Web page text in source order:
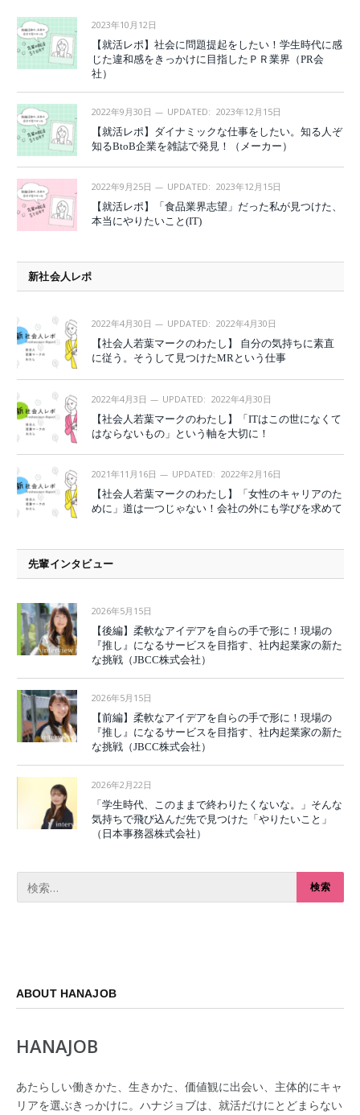
2023年10月12日
【就活レポ】社会に問題提起をしたい！学生時代に感
じた違和感をきっかけに目指したＰＲ業界（PR会
社）
2022年9月30日 UPDATED: 2023年12月15日
【就活レポ】ダイナミックな仕事をしたい。知る人ぞ
知るBtoB企業を雑誌で発見！（メーカー）
2022年9月25日 UPDATED: 2023年12月15日
【就活レポ】「食品業界志望」だった私が見つけた、
本当にやりたいこと(IT)
新社会人レポ
2022年4月30日 UPDATED: 2022年4月30日
【社会人若葉マークのわたし】 自分の気持ちに素直
に従う。そうして見つけたMRという仕事
2022年4月3日 UPDATED: 2022年4月30日
【社会人若葉マークのわたし】「ITはこの世になくて
はならないもの」という軸を大切に！
2021年11月16日 UPDATED: 2022年2月16日
【社会人若葉マークのわたし】「女性のキャリアのた
めに」道は一つじゃない！会社の外にも学びを求めて
先輩インタビュー
2026年5月15日
【後編】柔軟なアイデアを自らの手で形に！現場の
『推し』になるサービスを目指す、社内起業家の新た
な挑戦（JBCC株式会社）
2026年5月15日
【前編】柔軟なアイデアを自らの手で形に！現場の
『推し』になるサービスを目指す、社内起業家の新た
な挑戦（JBCC株式会社）
2026年2月22日
「学生時代、このままで終わりたくないな。」そんな
気持ちで飛び込んだ先で見つけた「やりたいこと」
（日本事務器株式会社）
ABOUT HANAJOB
HANAJOB
あたらしい働きかた、生きかた、価値観に出会い、主体的にキャ
リアを選ぶきっかけに。ハナジョブは、就活だけにとどまらない